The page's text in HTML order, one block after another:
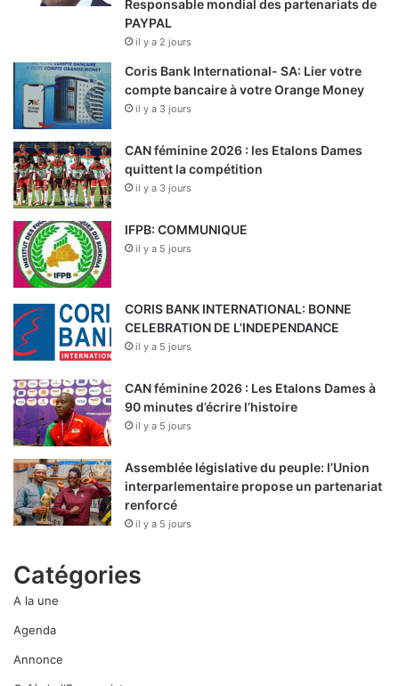
Responsable mondial des partenariats de
PAYPAL
il y a 2 jours
Coris Bank International- SA: Lier votre
compte bancaire à votre Orange Money
il y a 3 jours
CAN féminine 2026 : les Etalons Dames
quittent la compétition
il y a 3 jours
IFPB: COMMUNIQUE
il y a 5 jours
CORIS BANK INTERNATIONAL: BONNE
CELEBRATION DE L’INDEPENDANCE
il y a 5 jours
CAN féminine 2026 : Les Etalons Dames à
90 minutes d’écrire l’histoire
il y a 5 jours
Assemblée législative du peuple: l’Union
interparlementaire propose un partenariat
renforcé
il y a 5 jours
Catégories
A la une
Agenda
Annonce